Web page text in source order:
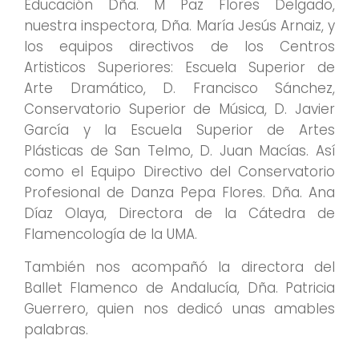
Educación Dña. M Paz Flores Delgado,
nuestra inspectora, Dña. María Jesús Arnaiz, y
los equipos directivos de los Centros
Artisticos Superiores: Escuela Superior de
Arte Dramático, D. Francisco Sánchez,
Conservatorio Superior de Música, D. Javier
García y la Escuela Superior de Artes
Plásticas de San Telmo, D. Juan Macías. Así
como el Equipo Directivo del Conservatorio
Profesional de Danza Pepa Flores. Dña. Ana
Díaz Olaya, Directora de la Cátedra de
Flamencología de la UMA.
También nos acompañó la directora del
Ballet Flamenco de Andalucía, Dña. Patricia
Guerrero, quien nos dedicó unas amables
palabras.